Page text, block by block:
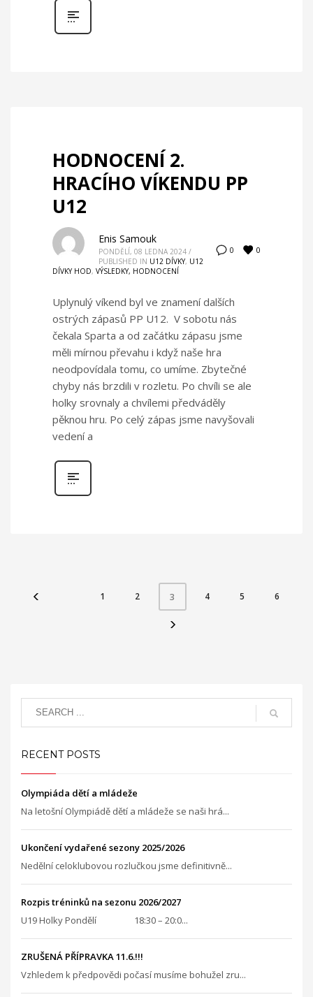
HODNOCENÍ 2.
HRACÍHO VÍKENDU PP
U12
0 0
Enis Samouk
PONDĚLÍ, 08 LEDNA 2024 /
PUBLISHED IN U12 DÍVKY, U12
DÍVKY HOD, VÝSLEDKY, HODNOCENÍ
Uplynulý víkend byl ve znamení dalších
ostrých zápasů PP U12. V sobotu nás
čekala Sparta a od začátku zápasu jsme
měli mírnou převahu i když naše hra
neodpovídala tomu, co umíme. Zbytečné
chyby nás brzdili v rozletu. Po chvíli se ale
holky srovnaly a chvílemi předváděly
pěknou hru. Po celý zápas jsme navyšovali
vedení a
1 2 3 4 5 6
RECENT POSTS
Olympiáda dětí a mládeže
Na letošní Olympiádě dětí a mládeže se naši hrá...
Ukončení vydařené sezony 2025/2026
Nedělní celoklubovou rozlučkou jsme definitivně...
Rozpis tréninků na sezonu 2026/2027
U19 Holky Pondělí 18:30 – 20:0...
ZRUŠENÁ PŘÍPRAVKA 11.6.!!!
Vzhledem k předpovědi počasí musíme bohužel zru...